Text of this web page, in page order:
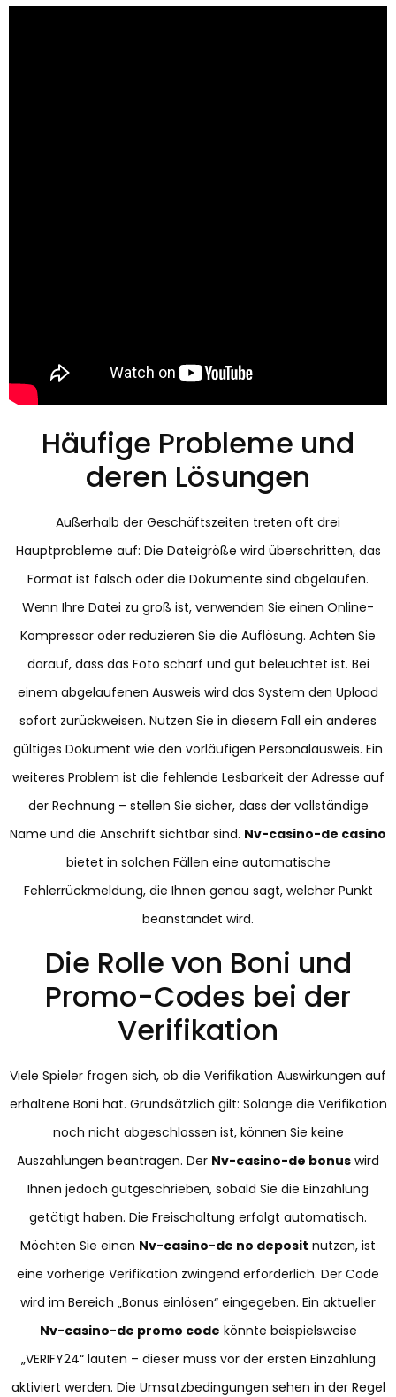
Häufige Probleme und
deren Lösungen
Außerhalb der Geschäftszeiten treten oft drei
Hauptprobleme auf: Die Dateigröße wird überschritten, das
Format ist falsch oder die Dokumente sind abgelaufen.
Wenn Ihre Datei zu groß ist, verwenden Sie einen Online-
Kompressor oder reduzieren Sie die Auflösung. Achten Sie
darauf, dass das Foto scharf und gut beleuchtet ist. Bei
einem abgelaufenen Ausweis wird das System den Upload
sofort zurückweisen. Nutzen Sie in diesem Fall ein anderes
gültiges Dokument wie den vorläufigen Personalausweis. Ein
weiteres Problem ist die fehlende Lesbarkeit der Adresse auf
der Rechnung – stellen Sie sicher, dass der vollständige
Name und die Anschrift sichtbar sind. Nv-casino-de casino
bietet in solchen Fällen eine automatische
Fehlerrückmeldung, die Ihnen genau sagt, welcher Punkt
beanstandet wird.
Die Rolle von Boni und
Promo-Codes bei der
Verifikation
Viele Spieler fragen sich, ob die Verifikation Auswirkungen auf
erhaltene Boni hat. Grundsätzlich gilt: Solange die Verifikation
noch nicht abgeschlossen ist, können Sie keine
Auszahlungen beantragen. Der Nv-casino-de bonus wird
Ihnen jedoch gutgeschrieben, sobald Sie die Einzahlung
getätigt haben. Die Freischaltung erfolgt automatisch.
Möchten Sie einen Nv-casino-de no deposit nutzen, ist
eine vorherige Verifikation zwingend erforderlich. Der Code
wird im Bereich „Bonus einlösen“ eingegeben. Ein aktueller
Nv-casino-de promo code könnte beispielsweise
„VERIFY24“ lauten – dieser muss vor der ersten Einzahlung
aktiviert werden. Die Umsatzbedingungen sehen in der Regel